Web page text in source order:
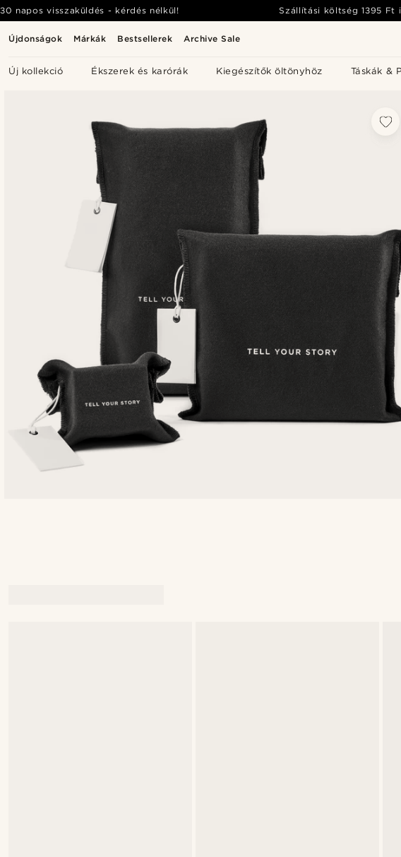
Újdonságok Márkák Bestsellerek Archive Sale
Új kollekció Ékszerek és karórák Kiegészítők öltönyhöz Táskák &
30 napos visszaküldés - kérdés nélkül! Szállítási költség1395 Ft